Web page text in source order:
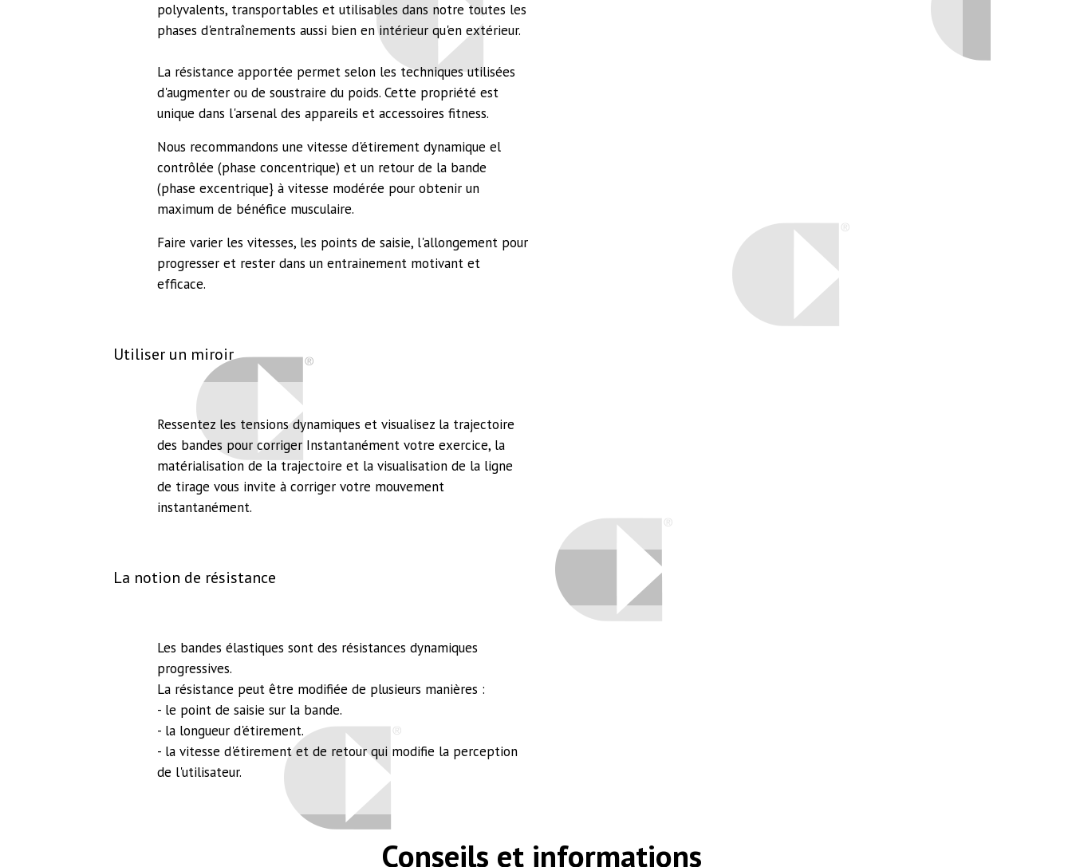
polyvalents, transportables et utilisables dans notre toutes les
phases d'entraînements aussi bien en intérieur qu'en extérieur.
La résistance apportée permet selon les techniques utilisées
d'augmenter ou de soustraire du poids. Cette propriété est
unique dans l'arsenal des appareils et accessoires fitness.
Nous recommandons une vitesse d'étirement dynamique el
contrôlée (phase concentrique) et un retour de la bande
(phase excentrique} à vitesse modérée pour obtenir un
maximum de bénéfice musculaire.
Faire varier les vitesses, les points de saisie, l'allongement pour
progresser et rester dans un entrainement motivant et
efficace.
Utiliser un miroir
Ressentez les tensions dynamiques et visualisez la trajectoire
des bandes pour corriger Instantanément votre exercice, la
matérialisation de la trajectoire et la visualisation de la ligne
de tirage vous invite à corriger votre mouvement
instantanément.
La notion de résistance
Les bandes élastiques sont des résistances dynamiques
progressives.
La résistance peut être modifiée de plusieurs manières :
- le point de saisie sur la bande.
- la longueur d'étirement.
- la vitesse d'étirement et de retour qui modifie la perception
de l'utilisateur.
Conseils et informations